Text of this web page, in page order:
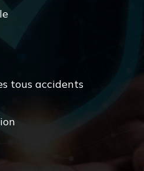
tous accidents